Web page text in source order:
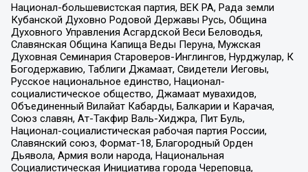
Национал-большевистская партия, ВЕК РА, Рада земли
Кубанской Духовно Родовой Державы Русь, Община
Духовного Управления Асгардской Веси Беловодья,
Славянская Община Капища Веды Перуна, Мужская
Духовная Семинария Староверов-Инглингов, Нурджулар, К
Богодержавию, Таблиги Джамаат, Свидетели Иеговы,
Русское национальное единство, Национал-
социалистическое общество, Джамаат мувахидов,
Объединенный Вилайат Кабарды, Балкарии и Карачая,
Союз славян, Ат-Такфир Валь-Хиджра, Пит Буль,
Национал-социалистическая рабочая партия России,
Славянский союз, Формат-18, Благородный Орден
Дьявола, Армия воли народа, Национальная
Социалистическая Инициатива города Череповца,